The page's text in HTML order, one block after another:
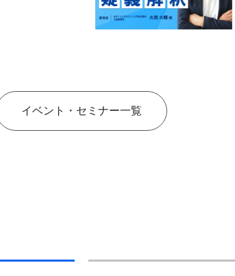
イベント・セミナー一覧